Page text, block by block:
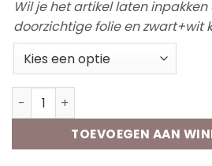
Wil je het artikel laten
doorzichtige folie en zwart+wit
Piece of Cake - Bonus Papa aantal
TOEVOEGEN AAN